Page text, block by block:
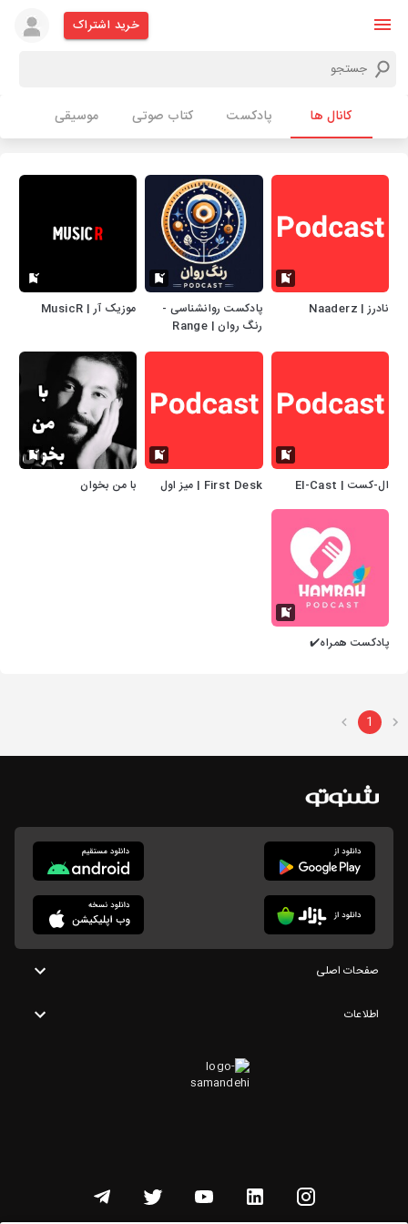
خرید اشتراک
کانال ها پادکست کتاب صوتی موسیقی
نادرز | Naaderz
پادکست روانشناسی -
رنگ روان | Range
موزیک آر | MusicR
ال-کست | El-Cast First Desk | میز اول با من بخوان
پادکست همراه✔️
1
صفحات اصلی
اطلاعات